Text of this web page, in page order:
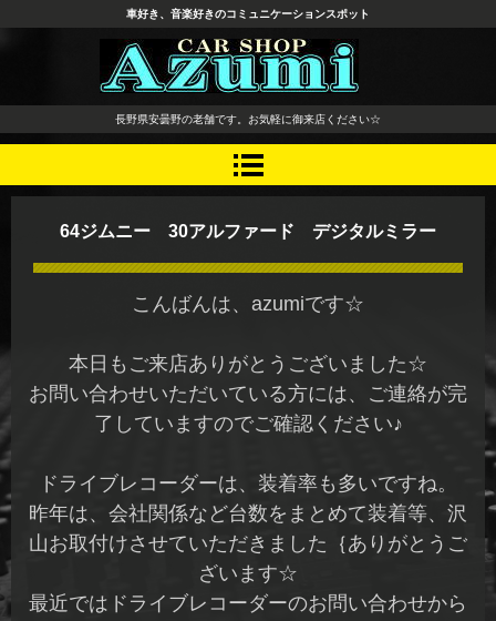
長野県 安曇野市 タイヤ ホ
イール デッドニング カーオ
ーディオ レカロシート
車好き、音楽好きのコミュニケーションスポット
長野県安曇野の老舗です。お気軽に御来店ください☆
64ジムニー 30アルファード デジタルミラー
こんばんは、azumiです☆
本日もご来店ありがとうございました☆
お問い合わせいただいている方には、ご連絡が完
了していますのでご確認ください♪
ドライブレコーダーは、装着率も多いですね。
昨年は、会社関係など台数をまとめて装着等、沢
山お取付けさせていただきました｛ありがとうご
ざいます☆
最近ではドライブレコーダーのお問い合わせから